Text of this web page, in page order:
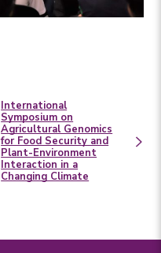
International
Symposium on
Agricultural Genomics
for Food Security and
Plant-Environment
Interaction in a
Changing Climate